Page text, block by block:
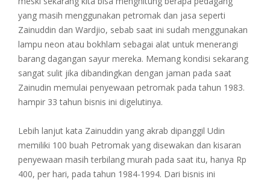
yang masih menggunakan petromak dan jasa seperti
Zainuddin dan Wardjio, sebab saat ini sudah menggunakan
lampu neon atau bokhlam sebagai alat untuk menerangi
barang dagangan sayur mereka. Memang kondisi sekarang
sangat sulit jika dibandingkan dengan jaman pada saat
Zainudin memulai penyewaan petromak pada tahun 1983.
hampir 33 tahun bisnis ini digelutinya.
Lebih lanjut kata Zainuddin yang akrab dipanggil Udin
memiliki 100 buah Petromak yang disewakan dan kisaran
penyewaan masih terbilang murah pada saat itu, hanya Rp
400, per hari, pada tahun 1984-1994. Dari bisnis ini